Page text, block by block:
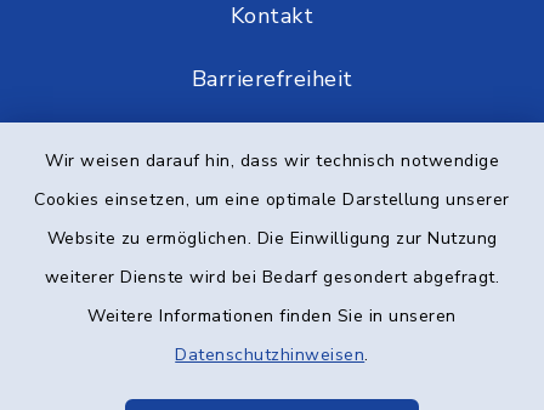
Wir weisen darauf hin, dass wir technisch notwendige
Cookies einsetzen, um eine optimale Darstellung unserer
Website zu ermöglichen. Die Einwilligung zur Nutzung
weiterer Dienste wird bei Bedarf gesondert abgefragt.
Weitere Informationen finden Sie in unseren
Datenschutzhinweisen.
Kontakt
Barrierefreiheit
Impressum
Elektronische Kommunikation
Sitemap
Cookie-Einstellungen